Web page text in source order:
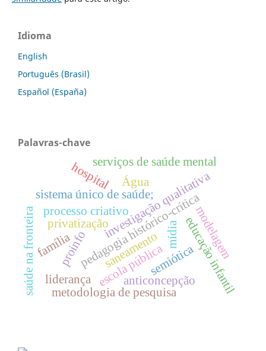
Idioma
English
Português (Brasil)
Español (España)
Palavras-chave
investigação qualitativa
saneamento
sistema único de saúde;
pedagogia histórico-críticaeducação infantil
processo criativo modelagem
privatização
Água
mídia
proinfoescola pública
anticoncepção
liderança
hospitalserviços de saúde mental
metodologia de pesquisa
semiótica
saúde na fronteirafamília